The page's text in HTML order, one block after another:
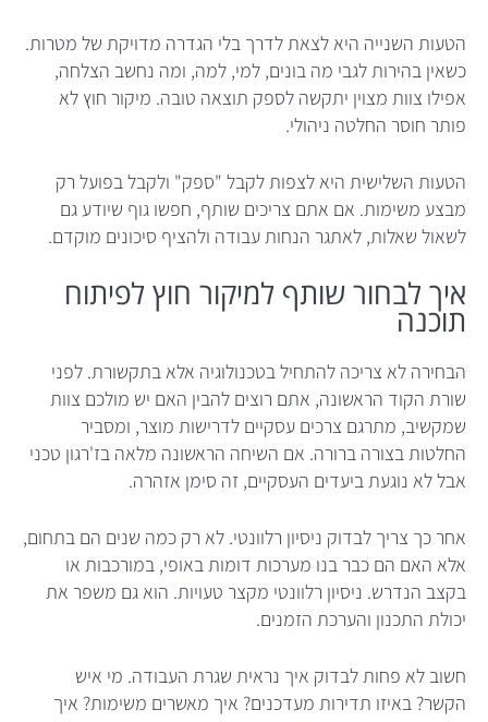
הטעות השנייה היא לצאת לדרך בלי הגדרה מדויקת של מטרות.
כשאין בהירות לגבי מה בונים, למי, למה, ומה נחשב הצלחה,
אפילו צוות מצוין יתקשה לספק תוצאה טובה. מיקור חוץ לא
פותר חוסר החלטה ניהולי.
הטעות השלישית היא לצפות לקבל "ספק" ולקבל בפועל רק
מבצע משימות. אם אתם צריכים שותף, חפשו גוף שיודע גם
לשאול שאלות, לאתגר הנחות עבודה ולהציף סיכונים מוקדם.
איך לבחור שותף למיקור חוץ לפיתוח
תוכנה
הבחירה לא צריכה להתחיל בטכנולוגיה אלא בתקשורת. לפני
שורת הקוד הראשונה, אתם רוצים להבין האם יש מולכם צוות
שמקשיב, מתרגם צרכים עסקיים לדרישות מוצר, ומסביר
החלטות בצורה ברורה. אם השיחה הראשונה מלאה בז'רגון טכני
אבל לא נוגעת ביעדים העסקיים, זה סימן אזהרה.
אחר כך צריך לבדוק ניסיון רלוונטי. לא רק כמה שנים הם בתחום,
אלא האם הם כבר בנו מערכות דומות באופי, במורכבות או
בקצב הנדרש. ניסיון רלוונטי מקצר טעויות. הוא גם משפר את
יכולת התכנון והערכת הזמנים.
חשוב לא פחות לבדוק איך נראית שגרת העבודה. מי איש
הקשר? באיזו תדירות מעדכנים? איך מאשרים משימות? איך